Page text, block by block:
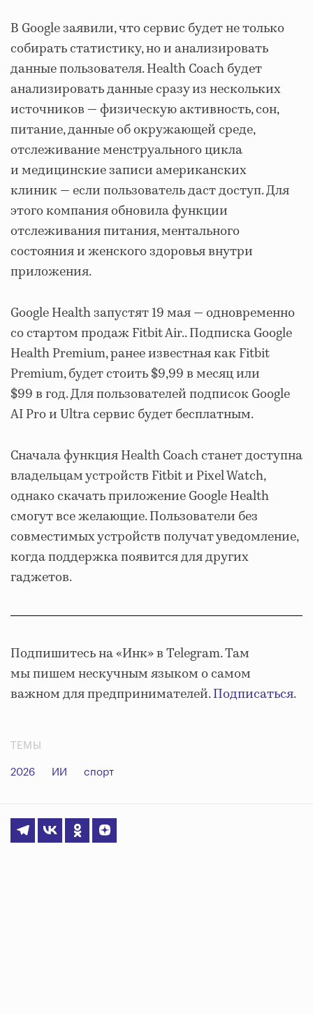
В Google заявили, что сервис будет не только
собирать статистику, но и анализировать
данные пользователя. Health Coach будет
анализировать данные сразу из нескольких
источников — физическую активность, сон,
питание, данные об окружающей среде,
отслеживание менструального цикла
и медицинские записи американских
клиник — если пользователь даст доступ. Для
этого компания обновила функции
отслеживания питания, ментального
состояния и женского здоровья внутри
приложения.
Google Health запустят 19 мая — одновременно
со стартом продаж Fitbit Air.. Подписка Google
Health Premium, ранее известная как Fitbit
Premium, будет стоить $9,99 в месяц или
$99 в год. Для пользователей подписок Google
AI Pro и Ultra сервис будет бесплатным.
Сначала функция Health Coach станет доступна
владельцам устройств Fitbit и Pixel Watch,
однако скачать приложение Google Health
смогут все желающие. Пользователи без
совместимых устройств получат уведомление,
когда поддержка появится для других
гаджетов.
Подпишитесь на «Инк» в Telegram. Там
мы пишем нескучным языком о самом
важном для предпринимателей.Подписаться.
ТЕМЫ
2026 ИИ спорт